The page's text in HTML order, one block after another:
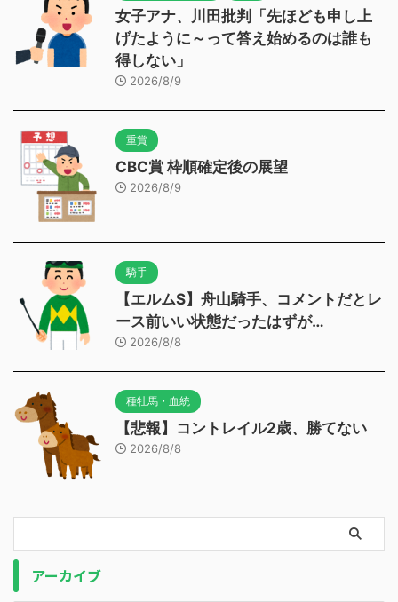
女子アナ、川田批判「先ほども申し上
げたように～って答え始めるのは誰も
得しない」
2026/8/9
重賞
CBC賞 枠順確定後の展望
2026/8/9
騎手
【エルムS】舟山騎手、コメントだとレ
ース前いい状態だったはずが…
2026/8/8
種牡馬・血統
【悲報】コントレイル2歳、勝てない
2026/8/8
アーカイブ